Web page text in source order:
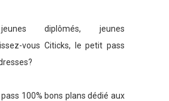
diplômés, jeunes
vous Citicks, le petit pass
100% bons plans dédié aux